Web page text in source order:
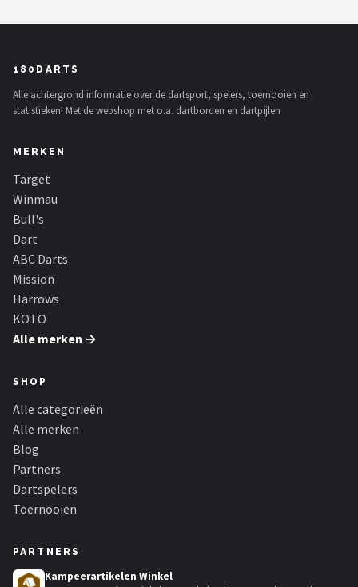
Dart
ABC Darts
Mission
Harrows
KOTO
Unicorn
Red Dragon
180DARTS
Alle achtergrond informatie over de dartsport, spelers, toernooien en
statistieken! Met de webshop met o.a. dartborden en dartpijlen
MERKEN
Target
Winmau
Bull's
Dart
ABC Darts
Mission
Harrows
KOTO
Alle merken →
SHOP
Alle categorieën
Alle merken
Blog
Partners
Dartspelers
Toernooien
PARTNERS
Kampeerartikelen Winkel